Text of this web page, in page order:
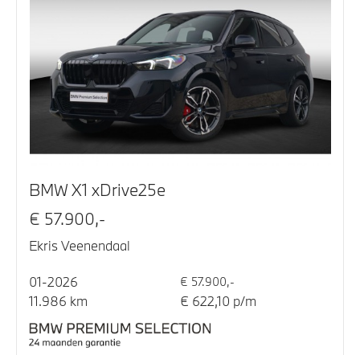
BMW X1 xDrive25e
€ 57.900,-
Ekris Veenendaal
01-2026 € 57.900,-
11.986 km € 622,10 p/m